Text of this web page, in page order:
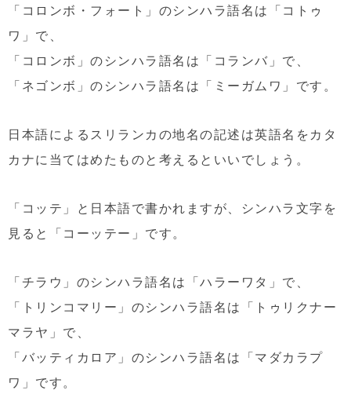
「コロンボ・フォート」のシンハラ語名は「コトゥ
ワ」で、
「コロンボ」のシンハラ語名は「コランバ」で、
「ネゴンボ」のシンハラ語名は「ミーガムワ」です。
日本語によるスリランカの地名の記述は英語名をカタ
カナに当てはめたものと考えるといいでしょう。
「コッテ」と日本語で書かれますが、シンハラ文字を
見ると「コーッテー」です。
「チラウ」のシンハラ語名は「ハラーワタ」で、
「トリンコマリー」のシンハラ語名は「トゥリクナー
マラヤ」で、
「バッティカロア」のシンハラ語名は「マダカラプ
ワ」です。